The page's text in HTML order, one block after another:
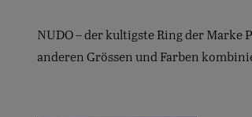
NUDO – der kultigste Ring der Marke
anderen Grössen und Farben